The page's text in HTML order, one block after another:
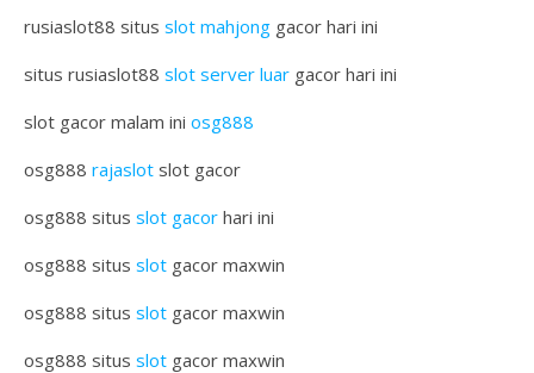
rusiaslot88 situs slot mahjong gacor hari ini
situs rusiaslot88 slot server luar gacor hari ini
slot gacor malam ini osg888
osg888 rajaslot slot gacor
osg888 situs slot gacor hari ini
osg888 situs slot gacor maxwin
osg888 situs slot gacor maxwin
osg888 situs slot gacor maxwin